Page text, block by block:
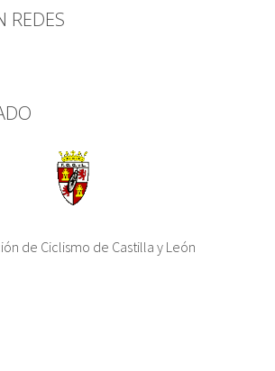
REDES
de Ciclismo de Castilla y León